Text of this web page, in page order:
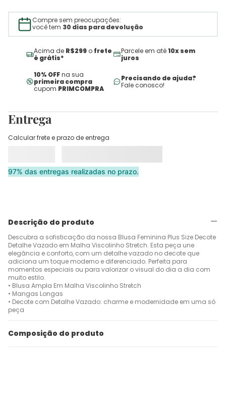
Compre sem preocupações:
você tem 30 dias para devolução
Acima de R$299 o frete
é grátis*
Parcele em até10x sem
juros
10% OFFna sua
primeira compra
cupom PRIMCOMPRA
Precisando de ajuda?
Fale conosco!
Entrega
Calcular frete e prazo de entrega
97% das entregas realizadas no prazo.
Descrição do produto
Descubra a sofisticação da nossa Blusa Feminina Plus Size Decote
Detalhe Vazado em Malha Viscolinho Stretch. Esta peça une
elegância e conforto, com um detalhe vazado no decote que
adiciona um toque moderno e diferenciado. Perfeita para
momentos especiais ou para valorizar o visual do dia a dia com
muito estilo.
• Blusa Ampla Em Malha Viscolinho Stretch
• Mangas Longas
• Decote com Detalhe Vazado: charme e modernidade em uma só
peça
Composição do produto